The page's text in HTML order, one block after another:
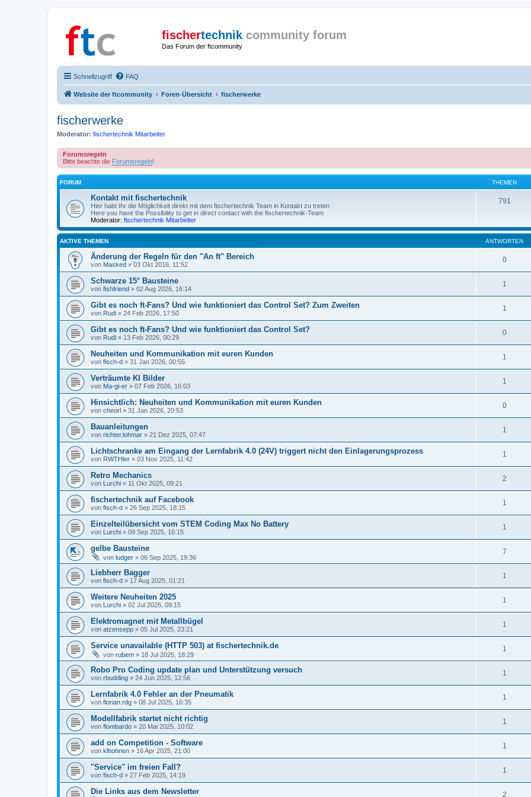
fischertechnik community forum
Das Forum der ftcommunity
Schnellzugriff FAQ
Website der ftcommunity Foren-Übersicht fischerwerke
fischerwerke
Moderator: fischertechnik Mitarbeiter
Forumsregeln
Bitte beachte die Forumsregeln!
FORUM THEMEN
Kontakt mit fischertechnik
Hier habt Ihr die Möglichkeit direkt mit dem fischertechnik Team in Kontakt zu treten
Here you have the Possibility to get in direct contact with the fischertechnik-Team
Moderator: fischertechnik Mitarbeiter
791
AKTIVE THEMEN ANTWORTEN
Änderung der Regeln für den "An ft" Bereich
von Masked » 03 Okt 2016, 11:52
0
Schwarze 15° Bausteine
von fishfriend » 02 Aug 2026, 16:14
1
Gibt es noch ft-Fans? Und wie funktioniert das Control Set? Zum Zweiten
von Rudi » 24 Feb 2026, 17:50
1
Gibt es noch ft-Fans? Und wie funktioniert das Control Set?
von Rudi » 13 Feb 2026, 00:29
0
Neuheiten und Kommunikation mit euren Kunden
von fisch-d » 31 Jan 2026, 00:55
1
Verträumte KI Bilder
von Ma-gi-er » 07 Feb 2026, 16:03
1
Hinsichtlich: Neuheiten und Kommunikation mit euren Kunden
von cheorl » 31 Jan 2026, 20:53
0
Bauanleitungen
von richter.lohmar » 21 Dez 2025, 07:47
1
Lichtschranke am Eingang der Lernfabrik 4.0 (24V) triggert nicht den Einlagerungsprozess
von RWTHler » 03 Nov 2025, 11:42
1
Retro Mechanics
von Lurchi » 11 Okt 2025, 09:21
2
fischertechnik auf Facebook
von fisch-d » 26 Sep 2025, 18:15
1
Einzelteilübersicht vom STEM Coding Max No Battery
von Lurchi » 09 Sep 2025, 16:15
1
gelbe Bausteine
von ludger » 06 Sep 2025, 19:36
7
Liebherr Bagger
von fisch-d » 17 Aug 2025, 01:21
1
Weitere Neuheiten 2025
von Lurchi » 02 Jul 2025, 09:15
1
Elektromagnet mit Metallbügel
von atzensepp » 05 Jul 2025, 23:21
1
Service unavailable (HTTP 503) at fischertechnik.de
von rubem » 18 Jul 2025, 18:29
1
Robo Pro Coding update plan und Unterstützung versuch
von rbudding » 24 Jun 2025, 12:56
1
Lernfabrik 4.0 Fehler an der Pneumatik
von florian.rdg » 08 Jul 2025, 16:35
1
Modellfabrik startet nicht richtig
von flombardo » 20 Mai 2025, 10:02
1
add on Competition - Software
von klhohnen » 16 Apr 2025, 21:00
1
"Service" im freien Fall?
von fisch-d » 27 Feb 2025, 14:19
1
Die Links aus dem Newsletter 2